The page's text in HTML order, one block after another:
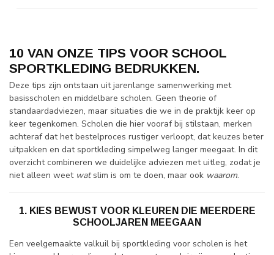
10 VAN ONZE TIPS VOOR SCHOOL
SPORTKLEDING BEDRUKKEN.
Deze tips zijn ontstaan uit jarenlange samenwerking met
basisscholen en middelbare scholen. Geen theorie of
standaardadviezen, maar situaties die we in de praktijk keer op
keer tegenkomen. Scholen die hier vooraf bij stilstaan, merken
achteraf dat het bestelproces rustiger verloopt, dat keuzes beter
uitpakken en dat sportkleding simpelweg langer meegaat. In dit
overzicht combineren we duidelijke adviezen met uitleg, zodat je
niet alleen weet watslim is om te doen, maar ook waarom.
1. KIES BEWUST VOOR KLEUREN DIE MEERDERE
SCHOOLJAREN MEEGAAN
Een veelgemaakte valkuil bij sportkleding voor scholen is het